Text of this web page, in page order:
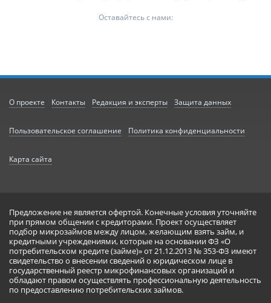
Оставайтесь с нами:
О проекте Контакты Редакция и эксперты Защита данных
Пользовательское соглашение Политика конфиденциальности
Карта сайта
Предложение не является офертой. Конечные условия уточняйте
при прямом общении с кредиторами. Проект осуществляет
подбор микрозаймов между лицом, желающим взять займ, и
кредитными учреждениями, которые на основании ФЗ «О
потребительском кредите (займе)» от 21.12.2013 № 353-ФЗ имеют
свидетельство о внесении сведений о юридическом лице в
государственный реестр микрофинансовых организаций и
обладают правом осуществлять профессиональную деятельность
по предоставлению потребительских займов.